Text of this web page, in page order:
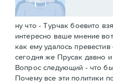
ну что - Турчак боевито
интересно ваше мнение
как ему удалось
сегодня же Прусак давно
Вопрос следующий - что
Почему все эти политики